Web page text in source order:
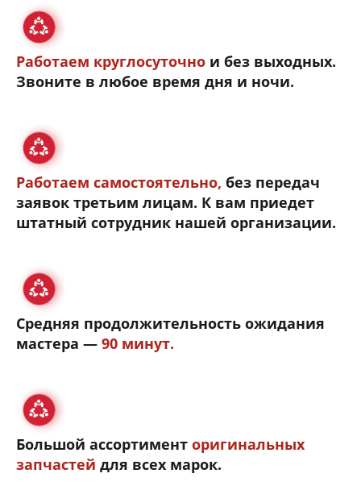
Работаем круглосуточно и без выходных.
Звоните в любое время дня и ночи.
Работаем самостоятельно, без передач
заявок третьим лицам. К вам приедет
штатный сотрудник нашей организации.
Средняя продолжительность ожидания
мастера — 90 минут.
Большой ассортимент оригинальных
запчастей для всех марок.